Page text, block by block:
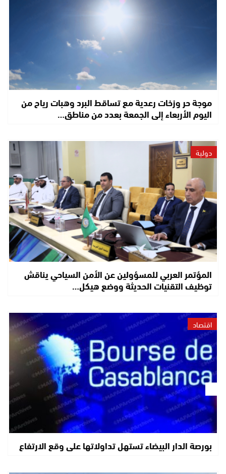
موجة حر وزخات رعدية مع تساقط البرد وهبات رياح من
اليوم الأربعاء إلى الجمعة بعدد من مناطق…
دولية
المؤتمر العربي للمسؤولين عن الأمن السياحي يناقش
توظيف التقنيات الحديثة ووضع هيكل…
اقتصاد
بورصة الدار البيضاء تستهل تداولاتها على وقع الارتفاع